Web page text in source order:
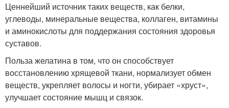
Ценнейший источник таких веществ, как белки,
углеводы, минеральные вещества, коллаген, витамины
и аминокислоты для поддержания состояния здоровья
суставов.
Польза желатина в том, что он способствует
восстановлению хрящевой ткани, нормализует обмен
веществ, укрепляет волосы и ногти, убирает «хруст»,
улучшает состояние мышц и связок.